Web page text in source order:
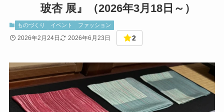
玻杏 展』（2026年3月18日～）
ものづくり イベント ファッション
2026年2月24日 2026年6月23日 2